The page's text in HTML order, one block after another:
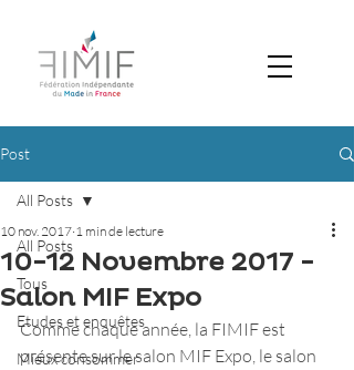
Post
All Posts
Tous
Etudes et enquêtes
Mieux consommer
All Posts
10-12 Novembre 2017 -
Salon MIF Expo
10 nov. 2017 1 min de lecture
Comme chaque année, la FIMIF est
présente sur le salon MIF Expo, le salon